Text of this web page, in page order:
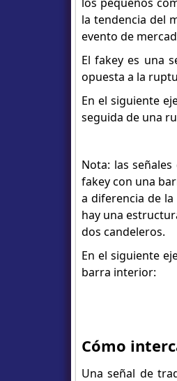
la tendencia del
evento de
El fakey es una
opuesta a la
En el siguiente
seguida de una
Nota: las
fakey con una
a diferencia de
hay una
dos candeleros.
En el siguiente
barra interior:
Cómo
Una señal de